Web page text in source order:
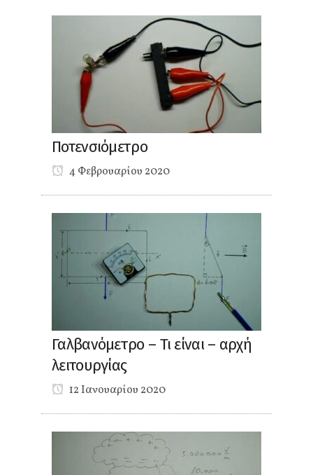
Ποτενσιόμετρο
4 Φεβρουαρίου 2020
Γαλβανόμετρο – Τι είναι – αρχή
λειτουργίας
12 Ιανουαρίου 2020